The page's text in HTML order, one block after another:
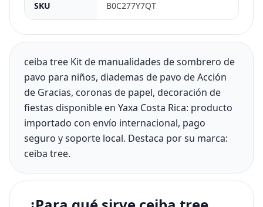
SKU B0C277Y7QT
ceiba tree Kit de manualidades de sombrero de
pavo para niños, diademas de pavo de Acción
de Gracias, coronas de papel, decoración de
fiestas disponible en Yaxa Costa Rica: producto
importado con envío internacional, pago
seguro y soporte local. Destaca por su marca:
ceiba tree.